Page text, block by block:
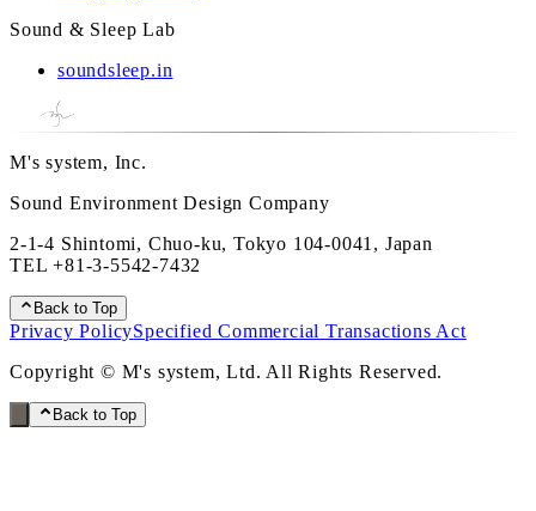
Sound & Sleep Lab
soundsleep.in
M's system, Inc.
Sound Environment Design Company
2-1-4 Shintomi, Chuo-ku, Tokyo 104-0041, Japan
TEL+81-3-5542-7432
Back to Top
Privacy PolicySpecified Commercial Transactions Act
Copyright © M's system, Ltd. All Rights Reserved.
Back to Top